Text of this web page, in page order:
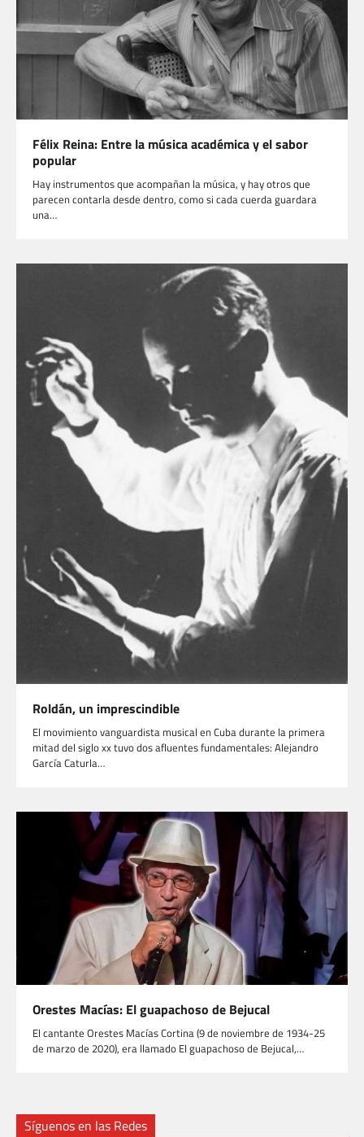
Félix Reina: Entre la música académica y el sabor
popular
Hay instrumentos que acompañan la música, y hay otros que
parecen contarla desde dentro, como si cada cuerda guardara
una…
Roldán, un imprescindible
El movimiento vanguardista musical en Cuba durante la primera
mitad del siglo xx tuvo dos afluentes fundamentales: Alejandro
García Caturla…
Orestes Macías: El guapachoso de Bejucal
El cantante Orestes Macías Cortina (9 de noviembre de 1934-25
de marzo de 2020), era llamado El guapachoso de Bejucal,…
Síguenos en las Redes